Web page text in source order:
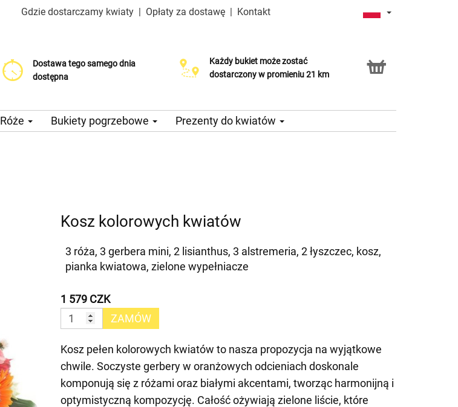
Gdzie dostarczamy kwiaty | Opłaty za dostawę | Kontakt
Dostawa tego samego dnia
dostępna
Koszt dostawy już od 99 CZK
Wybierz datę dostawy
Każdy bukiet może zostać
dostarczony w promieniu 21 km
Usługa Click & Collect
Róże Bukiety pogrzebowe Prezenty do kwiatów
Kosz kolorowych kwiatów
3 róża, 3 gerbera mini, 2 lisianthus, 3 alstremeria, 2 łyszczec, kosz,
pianka kwiatowa, zielone wypełniacze
1 579 CZK
ZAMÓW
Kosz pełen kolorowych kwiatów to nasza propozycja na wyjątkowe
chwile. Soczyste gerbery w oranżowych odcieniach doskonale
komponują się z różami oraz białymi akcentami, tworząc harmonijną i
optymistyczną kompozycję. Całość ożywiają zielone liście, które